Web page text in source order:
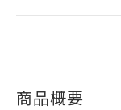
商品概要